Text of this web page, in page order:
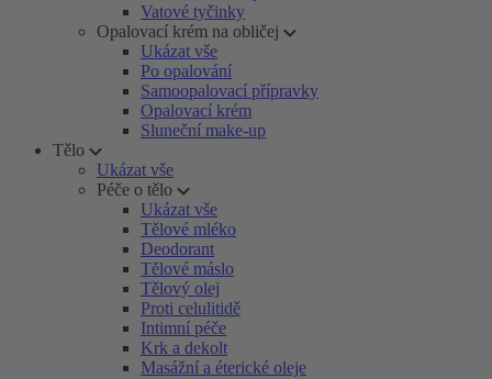
Vatové tyčinky
Opalovací krém na obličej
Ukázat vše
Po opalování
Samoopalovací přípravky
Opalovací krém
Sluneční make-up
Tělo
Ukázat vše
Péče o tělo
Ukázat vše
Tělové mléko
Deodorant
Tělové máslo
Tělový olej
Proti celulitidě
Intimní péče
Krk a dekolt
Masážní a éterické oleje